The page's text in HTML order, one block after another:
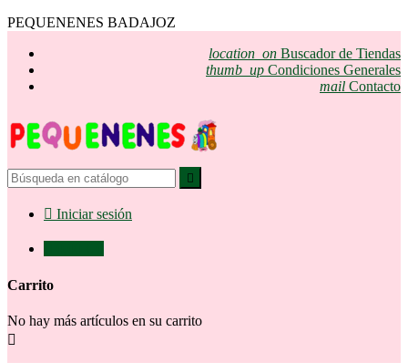
PEQUENENES BADAJOZ
location_on Buscador de Tiendas
thumb_up Condiciones Generales
mail Contacto

 Iniciar sesión
Carrito
No hay más artículos en su carrito
